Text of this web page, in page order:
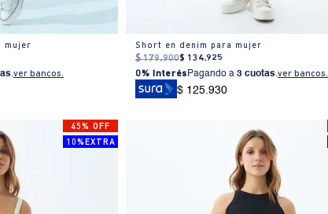
mujer
.ver bancos.
Short en denim para mujer
$ 179.900$ 134.925
0% Interés Pagando a 3 cuotas.ver bancos.
$ 125.930
45% OFF
10%EXTRA